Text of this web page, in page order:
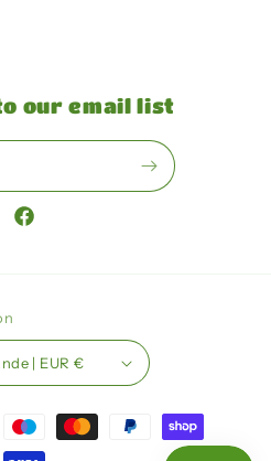
our email list
Facebook
Niederlande | EUR €